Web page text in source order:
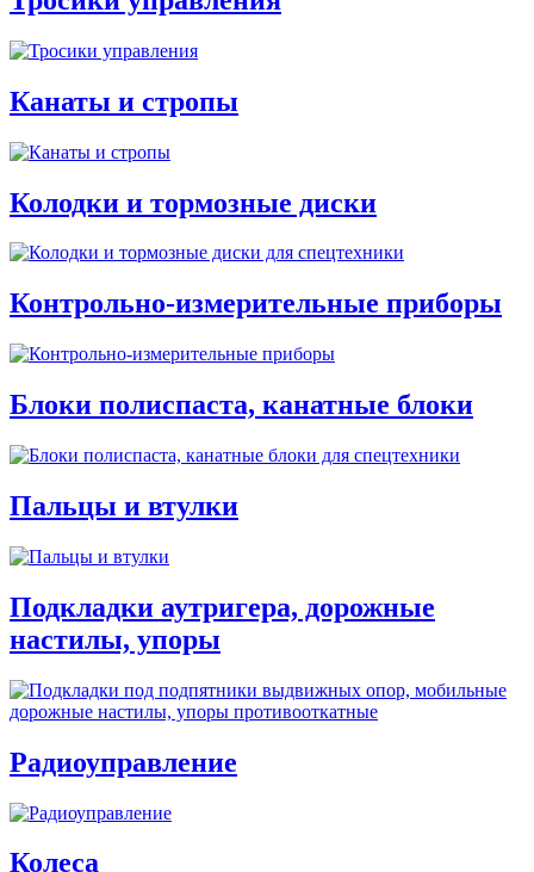
Канаты и стропы
Колодки и тормозные диски
Контрольно-измерительные приборы
Блоки полиспаста, канатные блоки
Пальцы и втулки
Подкладки аутригера, дорожные
настилы, упоры
Радиоуправление
Колеса